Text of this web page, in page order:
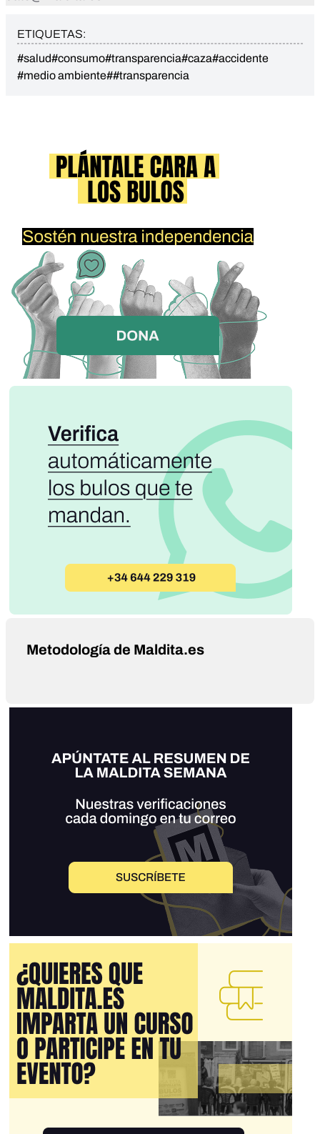
ETIQUETAS:
#salud#consumo#transparencia#caza#accidente
#medio ambiente##transparencia
Metodología de Maldita.es